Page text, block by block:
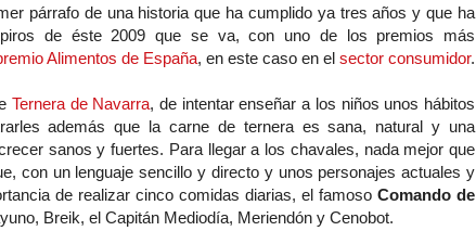
párrafo de una historia que ha cumplido ya tres años y que ha
de éste 2009 que se va, con uno de los premios más
Alimentos de España, en este caso en el sector consumidor.
Ternera de Navarra, de intentar enseñar a los niños unos hábitos
además que la carne de ternera es sana, natural y una
sanos y fuertes. Para llegar a los chavales, nada mejor que
con un lenguaje sencillo y directo y unos personajes actuales y
de realizar cinco comidas diarias, el famoso Comando de
Breik, el Capitán Mediodía, Meriendón y Cenobot.